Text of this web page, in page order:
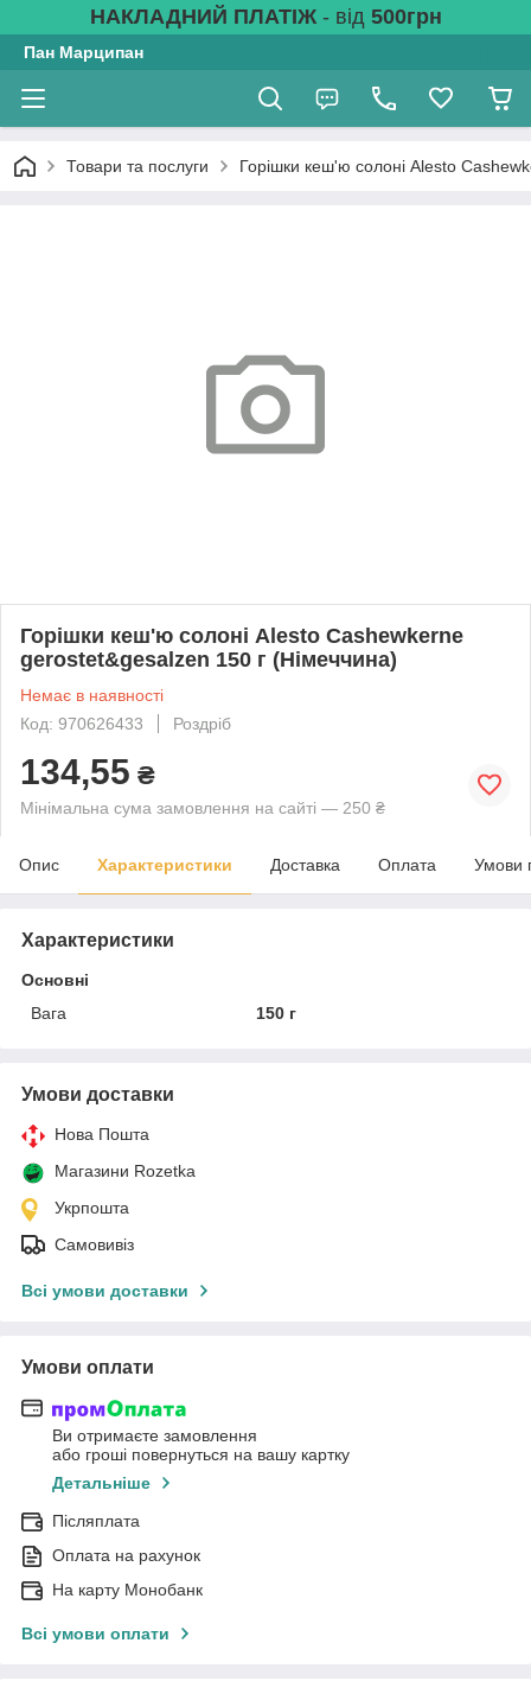
НАКЛАДНИЙ ПЛАТІЖ- від 500грн
Пан Марципан
Товари та послуги Горішки кеш'ю солоні Alesto
Горішки кеш'ю солоні Alesto Cashewkerne
gerostet&gesalzen 150 г (Німеччина)
Немає в наявності
Код: 970626433
Роздріб
134,55 ₴
Мінімальна сума замовлення на сайті — 250 ₴
Опис Характеристики Доставка Оплата Умови
Характеристики
Основні
Вага
150 г
Умови доставки
Нова Пошта
Магазини Rozetka
Укрпошта
Самовивіз
Всі умови доставки
Умови оплати
Ви отримаєте замовлення
або гроші повернуться на вашу картку
Детальніше
Післяплата
Оплата на рахунок
На карту Монобанк
Всі умови оплати